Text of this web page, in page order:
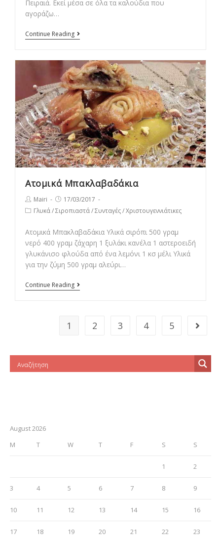
Πειραιά. Εκεί μέσα σε όλα τα καλούδια που
αγοράζω…
Continue Reading Πιατέλα
Ατομικά Mπακλαβαδάκια
Post
author:
Mairi
Post
published:
17/03/2017
PostΓλυκά/Σιροπιαστά/Συνταγές/Χριστουγεννιάτικες
Ατομικά Mπακλαβαδάκια Υλικά σιρόπι 500 γραμ
νερό 400 γραμ ζάχαρη 1 ξυλάκι κανέλα 1 αστεροειδή
γλυκάνισο φλούδα από ένα λεμόνι 1 κσ μέλι Υλικά
για την ζύμη 500 γραμ αλεύρι…
Continue Reading Ατομικά
1 2 3 4 5 Go to
August 2026
M
T W T F S S
1 2
3 4 5 6 7 8 9
10 11 12 13 14 15 16
17 18 19 20 21 22 23